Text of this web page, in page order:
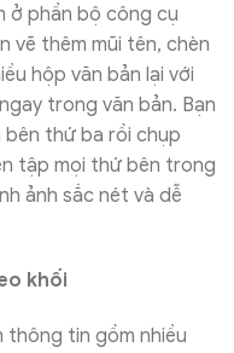
ở phần bộ công cụ
vẽ thêm mũi tên, chèn
hộp văn bản lại với
trong văn bản. Bạn
bên thứ ba rồi chụp
tập mọi thứ bên trong
ảnh sắc nét và dễ
khối
thông tin gồm nhiều